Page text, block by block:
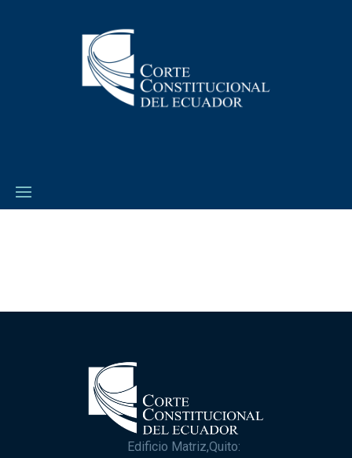
Edificio Matriz,Quito: